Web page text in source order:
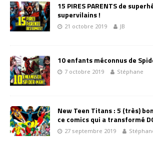
15 PIRES PARENTS de
supervilains !
21 octobre 2019 JB
10 enfants méconnus de
7 octobre 2019 Stéphane
New Teen Titans : 5 (très)
ce comics qui a transformé
27 septembre 2019